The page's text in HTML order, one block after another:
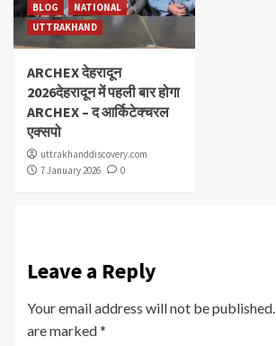
BLOG
NATIONAL
UTTRAKHAND
ARCHEX देहरादून
2026देहरादून में पहली बार होगा
ARCHEX – द आर्किटेक्चरल
एक्सपो
uttrakhanddiscovery.com
7 January 2026
0
Leave a Reply
Your email address will not be published.
are marked*